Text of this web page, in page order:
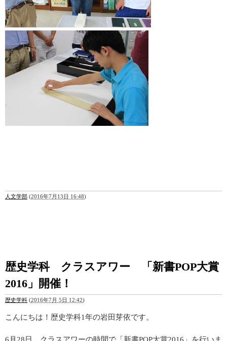
人文学部 (2016年7月13日 16:48)
歴史学科 クラスアワー 「新書POP大賞
2016」開催！
歴史学科 (2016年7月 5日 12:42)
こんにちは！歴史学科1年の岩田芽依です。